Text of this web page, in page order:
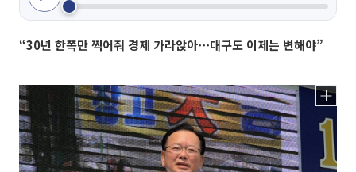
“30년 한쪽만 찍어줘 경제 가라앉아⋯대구도 이제는 변해야”